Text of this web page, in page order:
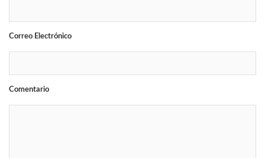
Correo Electrónico
Comentario